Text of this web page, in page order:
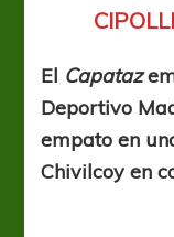
El Capataz
Deportivo
empato en
Chivilcoy en